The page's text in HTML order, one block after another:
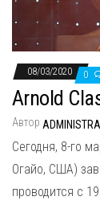
08/03/2020 0
Arnold
Автор
Сегодня, 8-го
Огайо, США)
проводится с